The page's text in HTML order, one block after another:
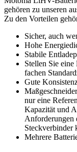
gehören zu unseren
Zu den Vorteilen
Sicher, auch
Hohe
Stabile
Stellen Sie
fachen
Gute
nur eine
Kapazität und
Anforderungen
Steckverbinder
Mehrere